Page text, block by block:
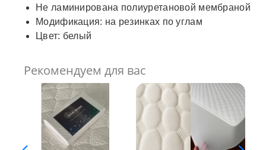
Не ламинирована полиуретановой мембраной
Модификация: на резинках по углам
Цвет: белый
Рекомендуем для вас